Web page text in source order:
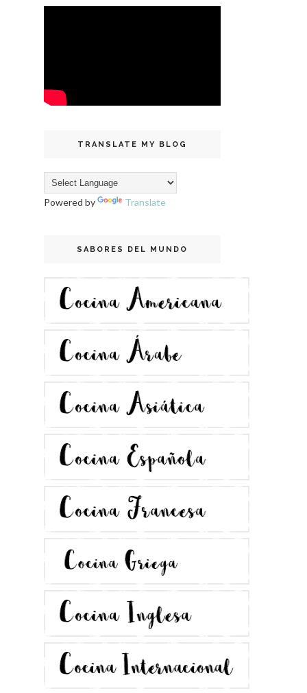
TRANSLATE MY BLOG
Powered by Translate
SABORES DEL MUNDO